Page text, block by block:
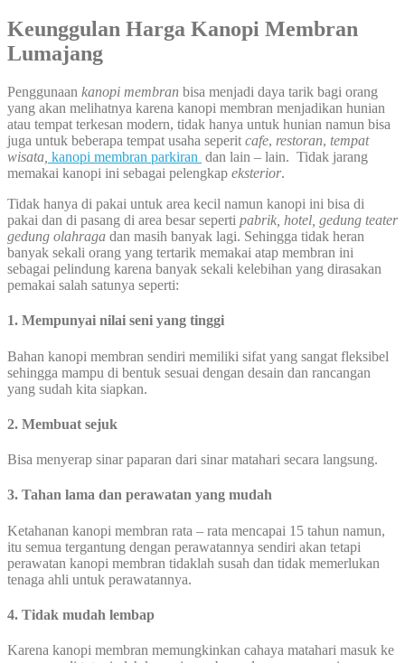
Keunggulan Harga Kanopi Membran
Lumajang
Penggunaan kanopi membran bisa menjadi daya tarik bagi orang
yang akan melihatnya karena kanopi membran menjadikan hunian
atau tempat terkesan modern, tidak hanya untuk hunian namun bisa
juga untuk beberapa tempat usaha seperit cafe, restoran, tempat
wisata, kanopi membran parkiran dan lain – lain. Tidak jarang
memakai kanopi ini sebagai pelengkap eksterior.
Tidak hanya di pakai untuk area kecil namun kanopi ini bisa di
pakai dan di pasang di area besar seperti pabrik, hotel, gedung teater
gedung olahraga dan masih banyak lagi. Sehingga tidak heran
banyak sekali orang yang tertarik memakai atap membran ini
sebagai pelindung karena banyak sekali kelebihan yang dirasakan
pemakai salah satunya seperti:
1. Mempunyai nilai seni yang tinggi
Bahan kanopi membran sendiri memiliki sifat yang sangat fleksibel
sehingga mampu di bentuk sesuai dengan desain dan rancangan
yang sudah kita siapkan.
2. Membuat sejuk
Bisa menyerap sinar paparan dari sinar matahari secara langsung.
3. Tahan lama dan perawatan yang mudah
Ketahanan kanopi membran rata – rata mencapai 15 tahun namun,
itu semua tergantung dengan perawatannya sendiri akan tetapi
perawatan kanopi membran tidaklah susah dan tidak memerlukan
tenaga ahli untuk perawatannya.
4. Tidak mudah lembap
Karena kanopi membran memungkinkan cahaya matahari masuk ke